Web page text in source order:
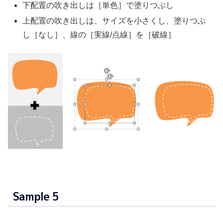
下配置の吹き出しは［単色］で塗りつぶし
上配置の吹き出しは、サイズを小さくし、塗りつぶ
し［なし］、線の［実線/点線］を［破線］
Sample 5